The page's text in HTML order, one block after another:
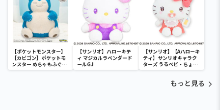
【ポケットモンスター】
【カビゴン】ポケットモ
ンスター めちゃもふぐっ
と ほっこりいやされぬい
【サンリオ】ハローキテ
ィ マジカルラベンダード
ールGJ
【サンリオ】【Aハローキ
ティ】サンリオキャラク
ターズ うるベビ・ちょい
デカドール
もっと見る